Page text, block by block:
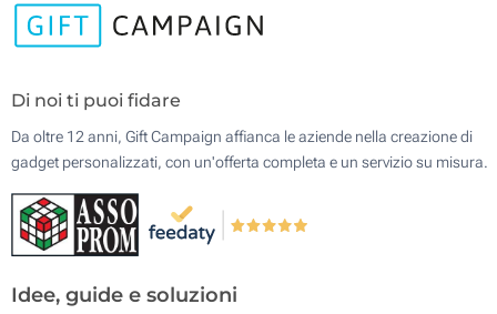
Di noi ti puoi fidare
Da oltre 12 anni, Gift Campaign affianca le aziende nella creazione di
gadget personalizzati, con un'offerta completa e un servizio su misura.
Idee, guide e soluzioni